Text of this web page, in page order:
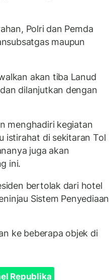
Polri dan Pemda
maupun
akan tiba Lanud
dilanjutkan dengan
menghadiri kegiatan
istirahat di sekitaran Tol
juga akan
ini.
bertolak dari hotel
Sistem Penyediaan
ke beberapa objek di
Republika